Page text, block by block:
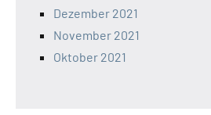
Dezember 2021
November 2021
Oktober 2021